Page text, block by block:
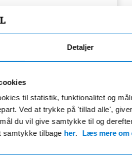
Detaljer
til statistik, funktionalitet og
Ved at trykke på 'tillad alle',
du vil give samtykke til og
tilbage her. Læs mere om
Læs mere her
CERTIFICERET AF
Selected